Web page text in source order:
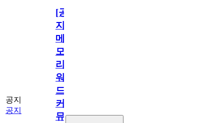
공지
공지
[공
지]
메
모
리
워
드
커
뮤